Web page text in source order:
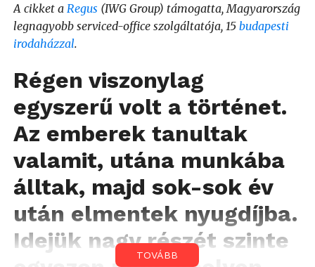
A cikket a Regus (IWG Group) támogatta, Magyarország
legnagyobb serviced-office szolgáltatója, 15 budapesti
irodaházzal.
Régen viszonylag
egyszerű volt a történet.
Az emberek tanultak
valamit, utána munkába
álltak, majd sok-sok év
után elmentek nyugdíjba.
Idejük nagy részét szinte
TOVÁBB